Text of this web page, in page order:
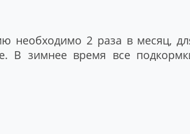
необходимо 2 раза в месяц,
В зимнее время все